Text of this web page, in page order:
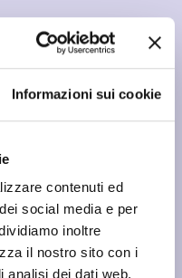
Informazioni sui cookie
contenuti ed
social media e per
inoltre
il nostro sito con i
analisi dei dati web,
questa
“Baratti la
e